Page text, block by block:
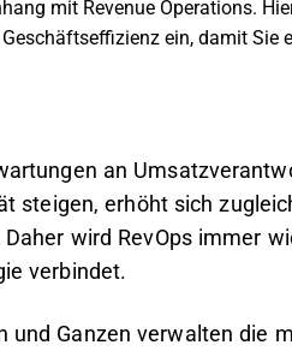
mit Revenue Operations.
ein, damit Sie
an
steigen, erhöht sich
Daher wird RevOps immer
verbindet.
und Ganzen verwalten die